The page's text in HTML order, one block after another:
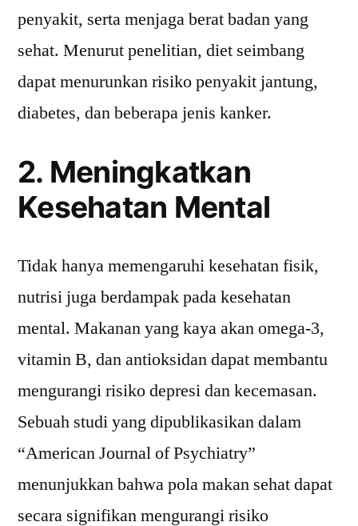
penyakit, serta menjaga berat badan yang
sehat. Menurut penelitian, diet seimbang
dapat menurunkan risiko penyakit jantung,
diabetes, dan beberapa jenis kanker.
2. Meningkatkan
Kesehatan Mental
Tidak hanya memengaruhi kesehatan fisik,
nutrisi juga berdampak pada kesehatan
mental. Makanan yang kaya akan omega-3,
vitamin B, dan antioksidan dapat membantu
mengurangi risiko depresi dan kecemasan.
Sebuah studi yang dipublikasikan dalam
“American Journal of Psychiatry”
menunjukkan bahwa pola makan sehat dapat
secara signifikan mengurangi risiko